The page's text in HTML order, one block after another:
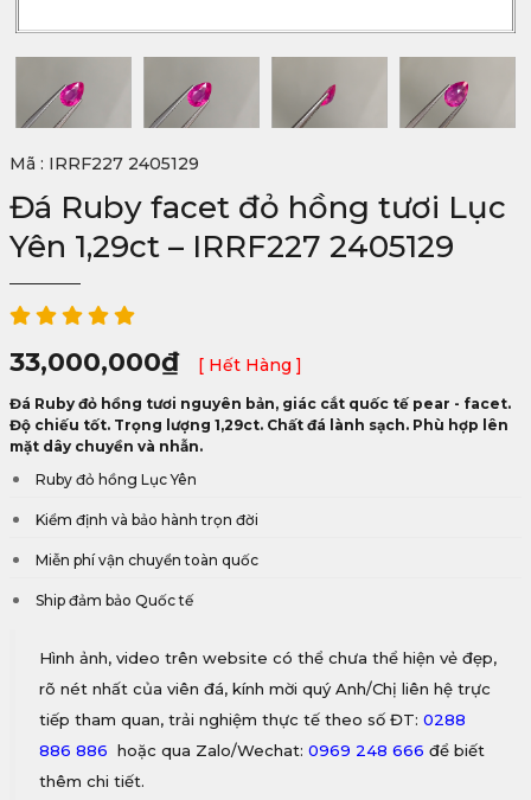
Mã : IRRF227 2405129
Đá Ruby facet đỏ hồng tươi Lục
Yên 1,29ct – IRRF227 2405129
33,000,000₫ [ Hết Hàng ]
Đá Ruby đỏ hồng tươi nguyên bản, giác cắt quốc tế pear - facet.
Độ chiếu tốt. Trọng lượng 1,29ct. Chất đá lành sạch. Phù hợp lên
mặt dây chuyền và nhẫn.
Ruby đỏ hồng Lục Yên
Kiểm định và bảo hành trọn đời
Miễn phí vận chuyển toàn quốc
Ship đảm bảo Quốc tế
Hình ảnh, video trên website có thể chưa thể hiện vẻ đẹp,
rõ nét nhất của viên đá, kính mời quý Anh/Chị liên hệ trực
tiếp tham quan, trải nghiệm thực tế theo số ĐT: 0288
886 886 hoặc qua Zalo/Wechat: 0969 248 666 để biết
thêm chi tiết.